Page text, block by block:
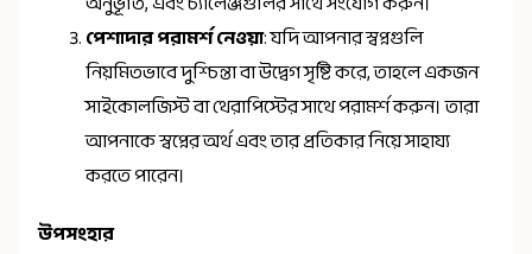
পেশাদার পরামর্শ নেওয়া: যদি আপনার স্বপ্নগুলি
নিয়মিতভাবে দুশ্চিন্তা বা উদ্বেগ সৃষ্টি করে, তাহলে একজন
সাইকোলজিস্ট বা থেরাপিস্টের সাথে পরামর্শ করুন। তারা
আপনাকে স্বপ্নের অর্থ এবং তার প্রতিকার নিয়ে সাহায্য
করতে পারেন।
উপসংহার